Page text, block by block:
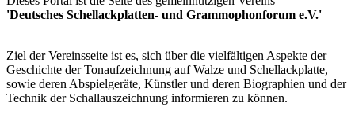
'Deutsches Schellackplatten- und Grammophonforum e.V.'
Ziel der Vereinsseite ist es, sich über die vielfältigen Aspekte der
Geschichte der Tonaufzeichnung auf Walze und Schellackplatte,
sowie deren Abspielgeräte, Künstler und deren Biographien und der
Technik der Schallauszeichnung informieren zu können.